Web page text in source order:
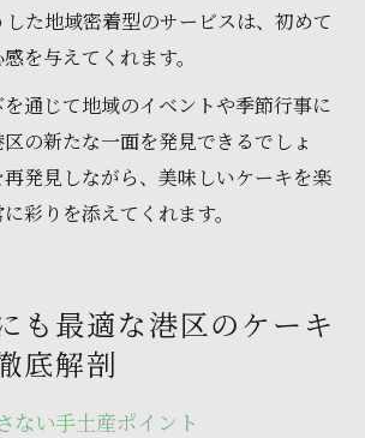
た地域密着型のサービスは、初めて
を与えてくれます。
通じて地域のイベントや季節行事に
の新たな一面を発見できるでしょ
発見しながら、美味しいケーキを楽
彩りを添えてくれます。
も最適な港区のケーキ
底解剖
ない手土産ポイント